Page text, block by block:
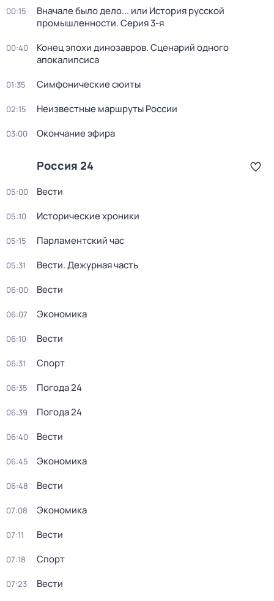
00:15
Вначале было дело... или История русской
промышленности. Серия 3-я
00:40
Конец эпохи динозавров. Сценарий одного
апокалипсиса
01:35 Симфонические сюиты
02:15 Неизвестные маршруты России
03:00 Окончание эфира
Россия 24
05:00 Вести
05:10 Исторические хроники
05:15 Парламентский час
05:31 Вести. Дежурная часть
06:00 Вести
06:07 Экономика
06:10 Вести
06:31 Спорт
06:35 Погода 24
06:39 Погода 24
06:40 Вести
06:45 Экономика
06:48 Вести
07:08 Экономика
07:11 Вести
07:18 Спорт
07:23 Вести